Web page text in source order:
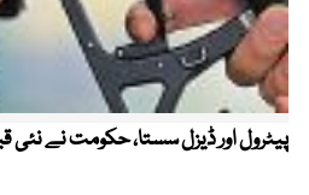
پیٹرول اور ڈیزل سستا، حکومت نے نئی